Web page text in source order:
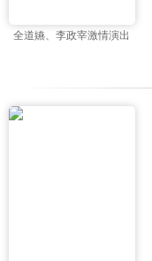
全道嬿、李政宰激情演出